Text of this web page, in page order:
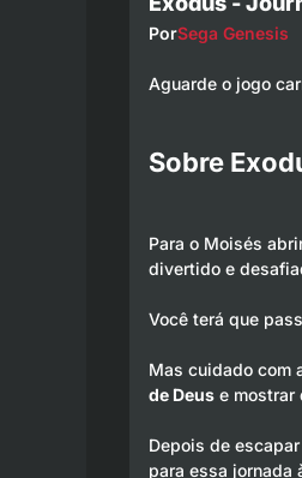
PorSega Genesis
Aguarde o jogo
Sobre
Para o Moisés
divertido e
Você terá que
Mas cuidado com
de Deus e mostrar
Depois de
para essa jornada